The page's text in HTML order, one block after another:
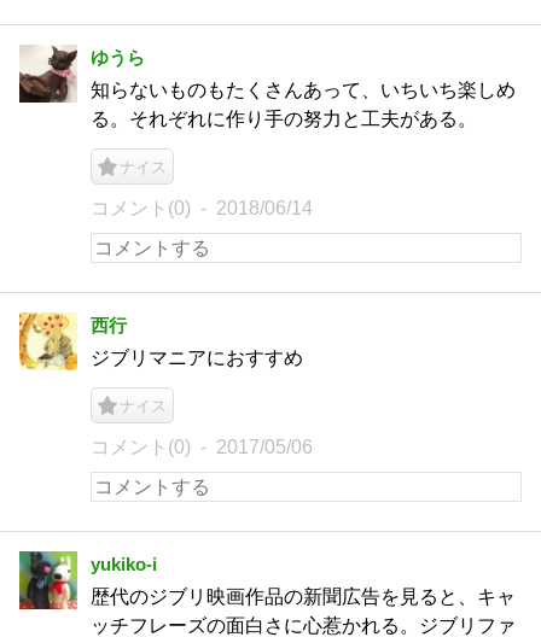
ゆうら
知らないものもたくさんあって、いちいち楽しめ
る。それぞれに作り手の努力と工夫がある。
ナイス
コメント(0) 2018/06/14
西行
ジブリマニアにおすすめ
ナイス
コメント(0) 2017/05/06
yukiko-i
歴代のジブリ映画作品の新聞広告を見ると、キャ
ッチフレーズの面白さに心惹かれる。ジブリファ